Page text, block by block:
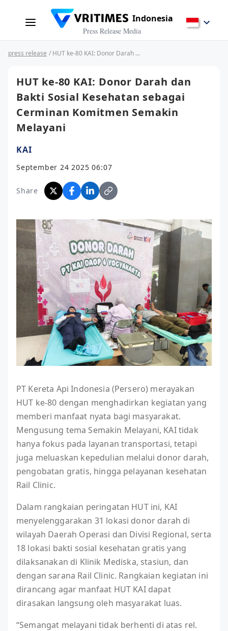
Indonesia
Press Release Media
press release / HUT ke-80 KAI: Donor Darah dan Bakti Sosial Kesehatan sebagai Cerminan Komitmen Semakin Melayani
HUT ke-80 KAI: Donor Darah dan
Bakti Sosial Kesehatan sebagai
Cerminan Komitmen Semakin
Melayani
KAI
September 24 2025 06:07
Share
PT Kereta Api Indonesia (Persero) merayakan
HUT ke-80 dengan menghadirkan kegiatan yang
memberi manfaat nyata bagi masyarakat.
Mengusung tema Semakin Melayani, KAI tidak
hanya fokus pada layanan transportasi, tetapi
juga meluaskan kepedulian melalui donor darah,
pengobatan gratis, hingga pelayanan kesehatan
Rail Clinic.
Dalam rangkaian peringatan HUT ini, KAI
menyelenggarakan 31 lokasi donor darah di
wilayah Daerah Operasi dan Divisi Regional, serta
18 lokasi bakti sosial kesehatan gratis yang
dilaksanakan di Klinik Mediska, stasiun, dan
dengan sarana Rail Clinic. Rangkaian kegiatan ini
dirancang agar manfaat HUT KAI dapat
dirasakan langsung oleh masyarakat luas.
“Semangat melayani tidak berhenti di atas rel.